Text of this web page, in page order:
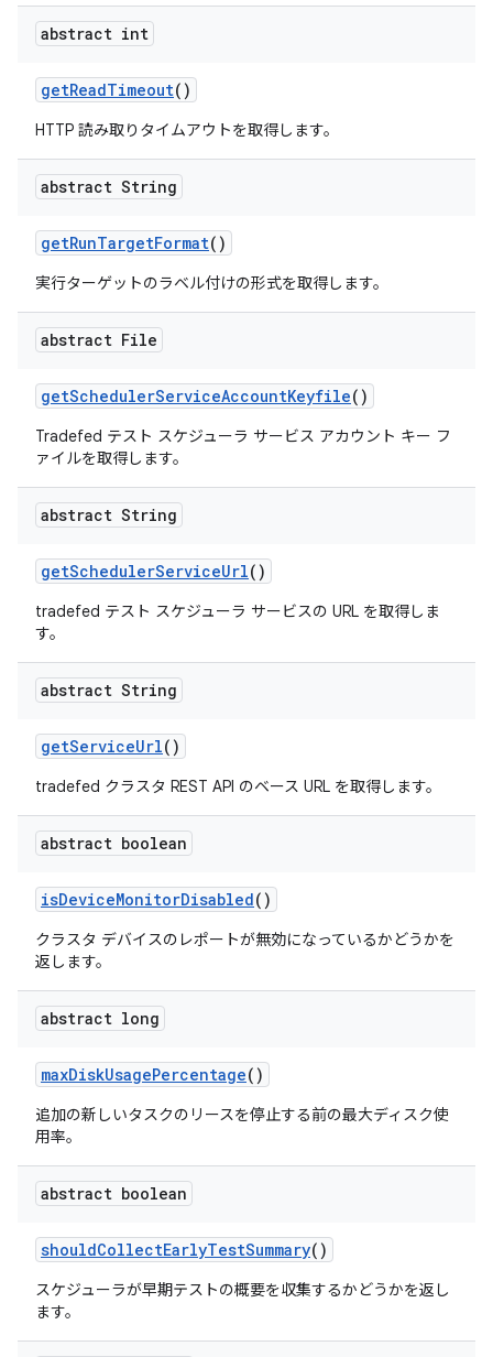
abstract int
getReadTimeout()
HTTP 読み取りタイムアウトを取得します。
abstract String
getRunTargetFormat()
実行ターゲットのラベル付けの形式を取得します。
abstract File
getSchedulerServiceAccountKeyfile()
Tradefed テスト スケジューラ サービス アカウント キー フ
ァイルを取得します。
abstract String
getSchedulerServiceUrl()
tradefed テスト スケジューラ サービスの URL を取得しま
す。
abstract String
getServiceUrl()
tradefed クラスタ REST API のベース URL を取得します。
abstract boolean
isDeviceMonitorDisabled()
クラスタ デバイスのレポートが無効になっているかどうかを
返します。
abstract long
maxDiskUsagePercentage()
追加の新しいタスクのリースを停止する前の最大ディスク使
用率。
abstract boolean
shouldCollectEarlyTestSummary()
スケジューラが早期テストの概要を収集するかどうかを返し
ます。